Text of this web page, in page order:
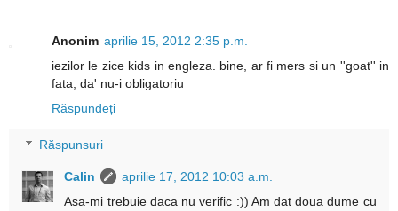
Anonim aprilie 15, 2012 2:35 p.m.
iezilor le zice kids in engleza. bine, ar fi mers si un ''goat'' in
fata, da' nu-i obligatoriu
Răspundeți
Răspunsuri
Calin
aprilie 17, 2012 10:03 a.m.
Asa-mi trebuie daca nu verific :)) Am dat doua dume cu